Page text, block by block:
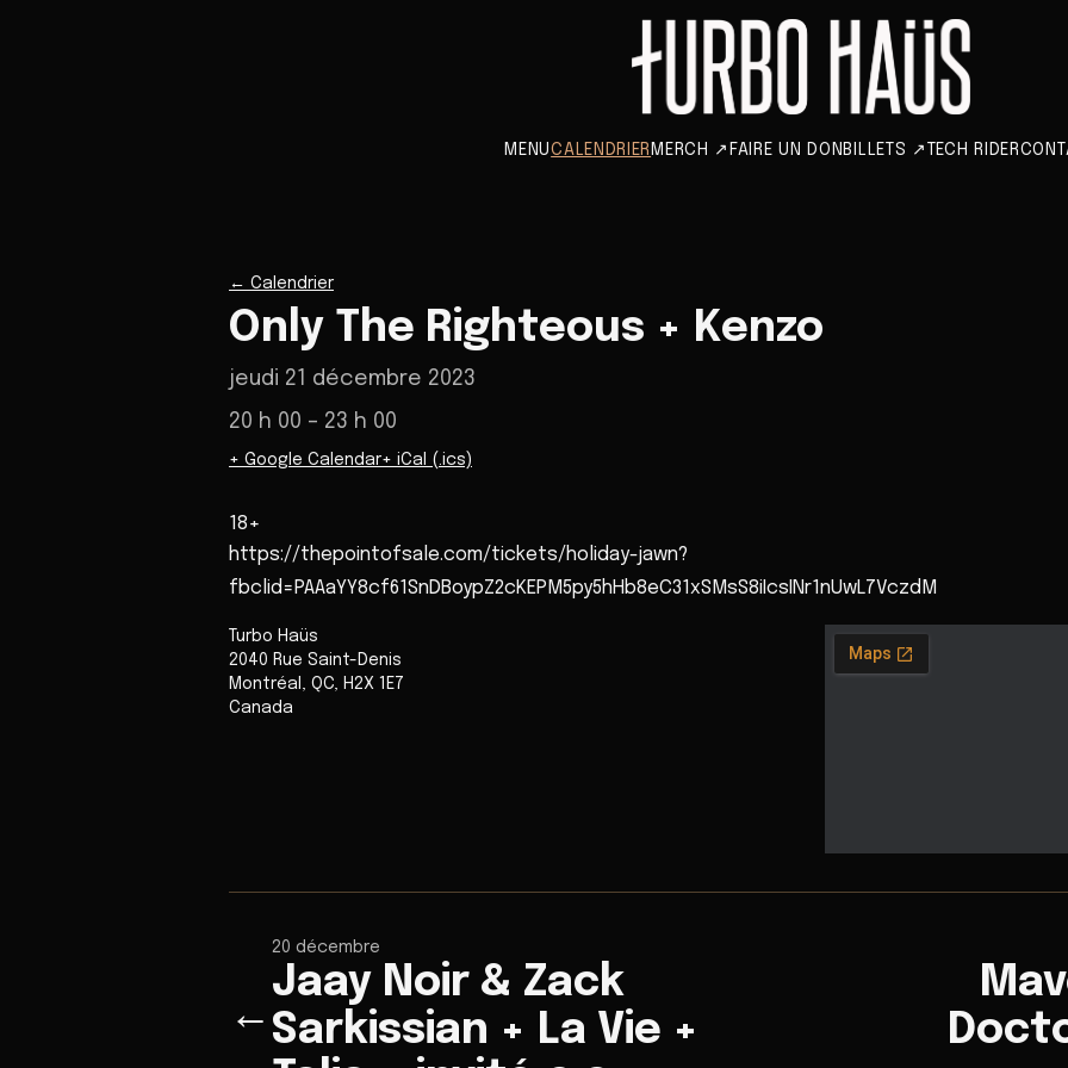
MENUCALENDRIER MERCH ↗ FAIRE UN DON BILLETS ↗ TECH RIDER
← Calendrier
Only The Righteous + Kenzo
jeudi 21 décembre 2023
20 h 00 – 23 h 00
+ Google Calendar+ iCal (.ics)
18+
https://thepointofsale.com/tickets/holiday-jawn?
fbclid=PAAaYY8cf61SnDBoypZ2cKEPM5py5hHb8eC31xSMsS8iIcsINr1nUwL7VczdM
Turbo Haüs
2040 Rue Saint-Denis
Montréal , QC, H2X 1E7
Canada
←
20 décembre
Jaay Noir & Zack
Sarkissian + La Vie +